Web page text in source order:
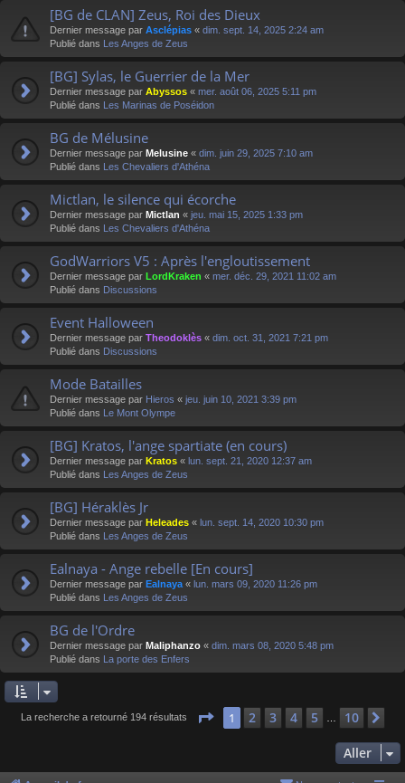
[BG de CLAN] Zeus, Roi des Dieux
Dernier message par Asclépias « dim. sept. 14, 2025 2:24 am
Publié dans Les Anges de Zeus
[BG] Sylas, le Guerrier de la Mer
Dernier message par Abyssos « mer. août 06, 2025 5:11 pm
Publié dans Les Marinas de Poséidon
BG de Mélusine
Dernier message par Melusine « dim. juin 29, 2025 7:10 am
Publié dans Les Chevaliers d'Athéna
Mictlan, le silence qui écorche
Dernier message par Mictlan « jeu. mai 15, 2025 1:33 pm
Publié dans Les Chevaliers d'Athéna
GodWarriors V5 : Après l'engloutissement
Dernier message par LordKraken « mer. déc. 29, 2021 11:02 am
Publié dans Discussions
Event Halloween
Dernier message par Theodoklès « dim. oct. 31, 2021 7:21 pm
Publié dans Discussions
Mode Batailles
Dernier message par Hieros « jeu. juin 10, 2021 3:39 pm
Publié dans Le Mont Olympe
[BG] Kratos, l'ange spartiate (en cours)
Dernier message par Kratos « lun. sept. 21, 2020 12:37 am
Publié dans Les Anges de Zeus
[BG] Héraklès Jr
Dernier message par Heleades « lun. sept. 14, 2020 10:30 pm
Publié dans Les Anges de Zeus
Ealnaya - Ange rebelle [En cours]
Dernier message par Ealnaya « lun. mars 09, 2020 11:26 pm
Publié dans Les Anges de Zeus
BG de l'Ordre
Dernier message par Maliphanzo « dim. mars 08, 2020 5:48 pm
Publié dans La porte des Enfers
La recherche a retourné 194 résultats Page 1sur 10
1 2 3 4 5 10
Aller